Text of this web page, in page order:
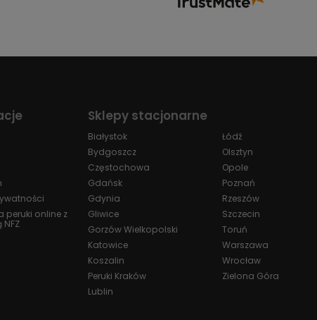
peruki online z
Sklepy stacjonarne
Białystok
Bydgoszcz
Częstochowa
Gdańsk
Gdynia
Gliwice
Gorzów Wielkopolski
Katowice
Koszalin
Peruki Kraków
Lublin
Łódź
Olsztyn
Opole
Poznań
Rzeszów
Szczecin
Toruń
Warszawa
Wrocław
Zielona Góra